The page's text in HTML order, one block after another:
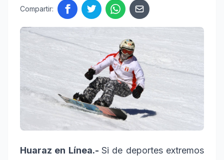
Compartir:
Huaraz en Línea.- Si de deportes extremos